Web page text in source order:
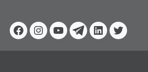
Facebook
Instagram
YoutubeTelegram
Linkedin
Twitter